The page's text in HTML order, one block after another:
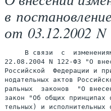
в
от 03.12.2002
В связи  с
22.08.2004 N 122-ФЗ "О
Российской  Федерации и
нодательных актов
ральных  законов  "О
закон "Об общих принципах
тельных) и исполнительных